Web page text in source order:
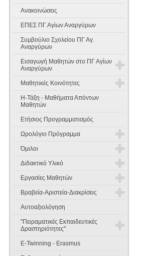
Ανακοινώσεις
ΕΠΕΣ ΠΓ Αγίων Αναργύρων
Συμβούλιο Σχολείου ΠΓ Αγ.
Αναργύρων
Εισαγωγή Μαθητών στο ΠΓ Αγίων
Αναργύρων
Εισαγωγή Μαθητών στην Α'
Γυμνασίου
Γυμνασίου
Δεξιοτήτων
Μαθητικές Κοινότητες
Έννοιες Σκοπός και Χαρακτήρας
Όργανα Σύνθεση και λειτουργία
σχολική ζωή
Πενταμελή Μαθητικά Συμβούλια
Συμβούλιο
Η-Τάξη - Μαθήματα Απόντων
Μαθητών
Ετήσιος Προγραμματισμός
Ωρολόγιο Πρόγραμμα
Διδακτικό Ωράριο
Όμιλοι
Κανονισμός Ομίλων
Όμιλοι 2024-2025
Όμιλοι 2023-2024
Όμιλοι 2022-2023
Διδακτικό Υλικό
Α Γυμνασίου
Μαθηματικά
Οικιακή Οικονομία
Μαθηματικά
Φυσική
Γ Γυμνασίου
Μαθηματικά
Εργασίες Μαθητών
Εργασίες Μαθητών 2014-2015
Ετών
Βραβεία-Αριστεία-Διακρίσεις
Διακρίσεις 2025-2026
Διακρίσεις 2024-2025
Αυτοαξιολόγηση
"Πειραματικές Εκπαιδευτικές
Δραστηριότητες"
Ημερίδες - Συνέδρια
E-Twinning - Erasmus